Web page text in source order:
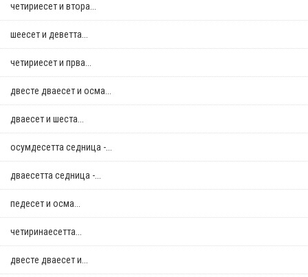
четириесет и втора...
шеесет и деветта...
четириесет и прва...
двестe дваесет и осма...
дваесет и шеста...
осумдесетта седница -...
дваесетта седница -...
педесет и осма...
четиринаесетта...
двестe дваесет и...